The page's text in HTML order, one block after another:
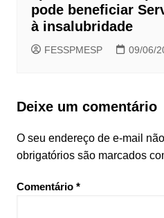
pode beneficiar
à insalubridade
FESSPMESP 09/06/
Deixe um comentário
O seu endereço de e-mail
obrigatórios são marcados
Comentário *